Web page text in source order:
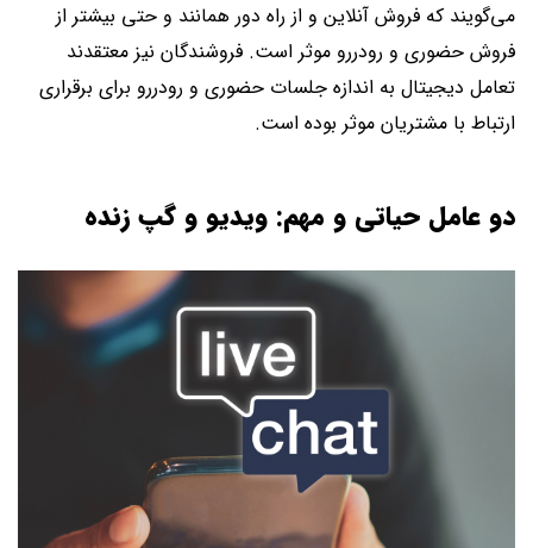
می‌گویند که فروش آنلاین و از راه دور همانند و حتی بیشتر از
فروش حضوری و رودررو موثر است. فروشندگان نیز معتقدند
تعامل دیجیتال به اندازه جلسات حضوری و رودررو برای برقراری
ارتباط با مشتریان موثر بوده است.
دو عامل حیاتی و مهم: ویدیو و گپ زنده